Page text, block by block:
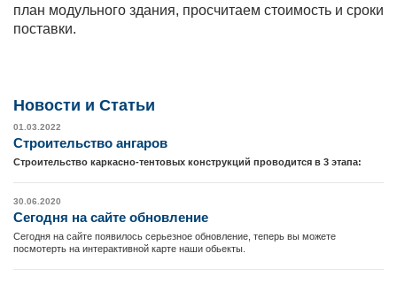
план модульного здания, просчитаем стоимость и сроки
поставки.
Новости и Cтатьи
01.03.2022
Cтроительство ангаров
Строительство каркасно-тентовых конструкций проводится в 3 этапа:
30.06.2020
Сегодня на сайте обновление
Сегодня на сайте появилось серьезное обновление, теперь вы можете
посмотерть на интерактивной карте наши обьекты.